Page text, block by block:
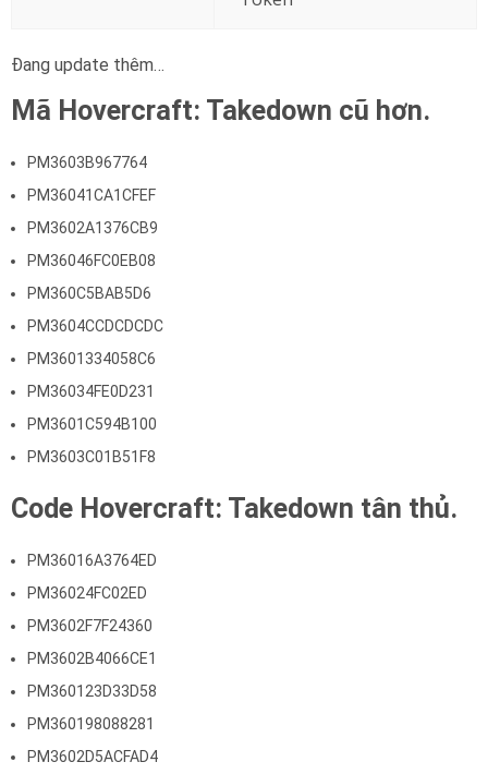
Đang update thêm…
Mã Hovercraft: Takedown cũ hơn.
PM3603B967764
PM36041CA1CFEF
PM3602A1376CB9
PM36046FC0EB08
PM360C5BAB5D6
PM3604CCDCDCDC
PM3601334058C6
PM36034FE0D231
PM3601C594B100
PM3603C01B51F8
Code Hovercraft: Takedown tân thủ.
PM36016A3764ED
PM36024FC02ED
PM3602F7F24360
PM3602B4066CE1
PM360123D33D58
PM360198088281
PM3602D5ACFAD4